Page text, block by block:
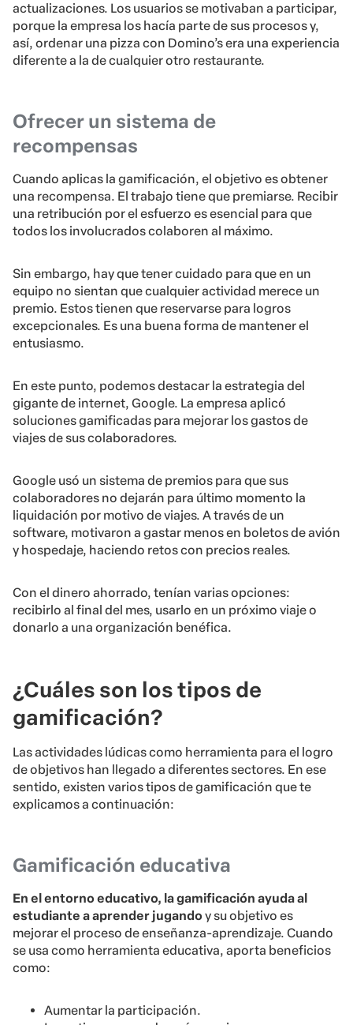
actualizaciones. Los usuarios se motivaban a participar,
porque la empresa los hacía parte de sus procesos y,
así, ordenar una pizza con Domino’s era una experiencia
diferente a la de cualquier otro restaurante.
Ofrecer un sistema de
recompensas
Cuando aplicas la gamificación, el objetivo es obtener
una recompensa. El trabajo tiene que premiarse. Recibir
una retribución por el esfuerzo es esencial para que
todos los involucrados colaboren al máximo.
Sin embargo, hay que tener cuidado para que en un
equipo no sientan que cualquier actividad merece un
premio. Estos tienen que reservarse para logros
excepcionales. Es una buena forma de mantener el
entusiasmo.
En este punto, podemos destacar la estrategia del
gigante de internet, Google. La empresa aplicó
soluciones gamificadas para mejorar los gastos de
viajes de sus colaboradores.
Google usó un sistema de premios para que sus
colaboradores no dejarán para último momento la
liquidación por motivo de viajes. A través de un
software, motivaron a gastar menos en boletos de avión
y hospedaje, haciendo retos con precios reales.
Con el dinero ahorrado, tenían varias opciones:
recibirlo al final del mes, usarlo en un próximo viaje o
donarlo a una organización benéfica.
¿Cuáles son los tipos de
gamificación?
Las actividades lúdicas como herramienta para el logro
de objetivos han llegado a diferentes sectores. En ese
sentido, existen varios tipos de gamificación que te
explicamos a continuación:
Gamificación educativa
En el entorno educativo, la gamificación ayuda al
estudiante a aprender jugando y su objetivo es
mejorar el proceso de enseñanza-aprendizaje. Cuando
se usa como herramienta educativa, aporta beneficios
como:
Aumentar la participación.